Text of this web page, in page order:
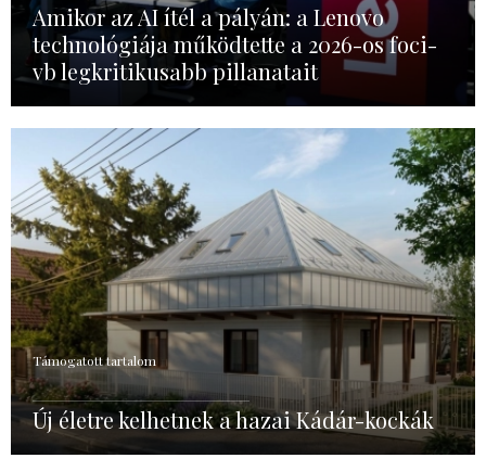
Amikor az AI ítél a pályán: a Lenovo
technológiája működtette a 2026-os foci-
vb legkritikusabb pillanatait
Támogatott tartalom
Új életre kelhetnek a hazai Kádár-kockák